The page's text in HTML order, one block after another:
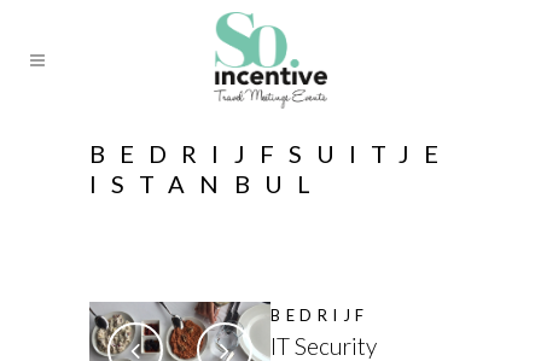
BEDRIJFSUITJE
ISTANBUL
BEDRIJF
IT Security